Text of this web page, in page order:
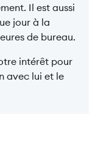
Il est aussi
jour à la
de bureau.
intérêt pour
avec lui et le